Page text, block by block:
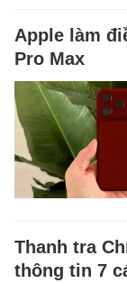
Apple làm
Pro Max
Thanh tra
thông tin 7